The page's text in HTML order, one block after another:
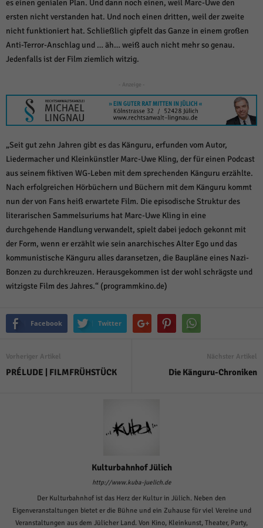
es einen genialen Plan. Und dann noch einen, weil Marc-Uwe den
ersten nicht verstanden hat. Und noch einen dritten, weil der zweite
nicht funktioniert hat. Schließlich gipfelt das Ganze in einem großen
Anti-Terror-Anschlag und … äh… weiß auch nicht mehr so genau.
Jedenfalls ist der Film ziemlich witzig.
- Anzeige -
„Seit gut zehn Jahren gibt es das Känguru, erfunden vom Autor,
Liedermacher und Kleinkünstler Marc-Uwe Kling, der für einen Podcast
aus seinem fiktiven WG-Leben mit dem sprechenden Känguru erzählte.
Nach erfolgreichen Hörbüchern und Büchern mit dem Känguru kommt
nun der von Fans heiß erwartete Film. Die episodische Struktur des
literarischen Sammelsuriums hat Marc-Uwe Kling in eine
durchgehende Handlung verwandelt, spielt dabei jedoch gekonnt mit
der Form, wenn er erzählt wie sein anarchisches Alter Ego und das
kommunistische Känguru alles daransetzen, die Baupläne eines Nazi-
Bonzen zu durchkreuzen. Herausgekommen ist der wohl schrägste und
witzigste Film des Jahres.“ (programmkino.de)
Facebook Twitter
Vorheriger Artikel
PRÉLUDE | FILMFRÜHSTÜCK
Nächster Artikel
Die Känguru-Chroniken
Kulturbahnhof Jülich
http://www.kuba-juelich.de
Der Kulturbahnhof ist das Herz der Kultur in Jülich. Neben den
Eigenveranstaltungen bietet er die Bühne und ein Zuhause für viel Vereine und
Veranstaltungen aus dem Jülicher Land. Von Kino, Kleinkunst, Theater, Party,
auswählen.
Alle akzeptieren Speichern und weiter
Zurück
Essenzielle Cookies ermöglichen grundlegende Funktionen und sind für die
einwandfreie Funktion der Website erforderlich.
Cookie-Informationen anzeigen
Statistiken (1)
Statistik Cookies erfassen Informationen anonym. Diese Informationen helfen
uns zu verstehen, wie unsere Besucher unsere Website nutzen.
Cookie-Informationen anzeigen
Marketing (1)
Marketing-Cookies werden von Drittanbietern oder Publishern verwendet,
um personalisierte Werbung anzuzeigen. Sie tun dies, indem sie Besucher
über Websites hinweg verfolgen.
Cookie-Informationen anzeigen
Inhalte von Videoplattformen und Social-Media-Plattformen werden
standardmäßig blockiert. Wenn Cookies von externen Medien akzeptiert
mehr.
Cookie-Informationen anzeigen